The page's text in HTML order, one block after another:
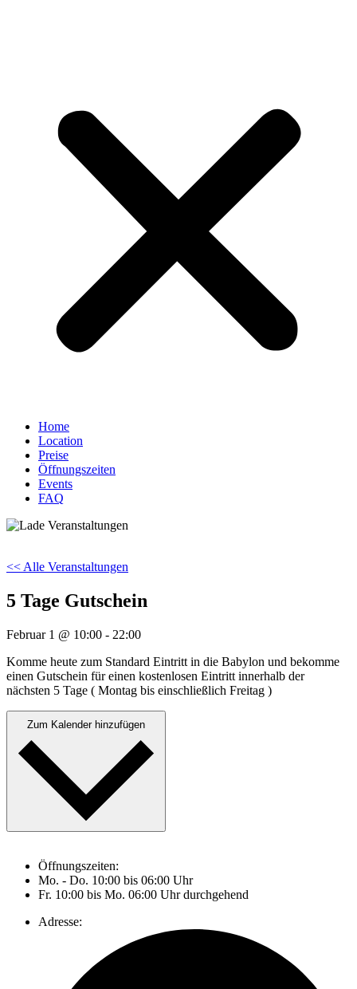
Home
Location
Preise
Öffnungszeiten
Events
FAQ
<< Alle Veranstaltungen
5 Tage Gutschein
Februar 1 @ 10:00 - 22:00
Komme heute zum Standard Eintritt in die Babylon und bekomme
einen Gutschein für einen kostenlosen Eintritt innerhalb der
nächsten 5 Tage ( Montag bis einschließlich Freitag )
Öffnungszeiten:
Mo. - Do. 10:00 bis 06:00 Uhr
Fr. 10:00 bis Mo. 06:00 Uhr durchgehend
Adresse: